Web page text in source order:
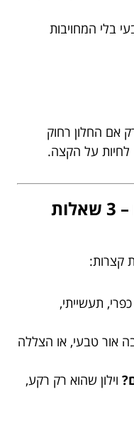
בלי המחויבות
אם החלון רחוק
לחיות על הקצה.
התאמה לסגנון המטבח – 3 שאלות
קצרות:
כפרי, תעשייתי,
אור טבעי, או הצללה
וילון שהוא רק רקע,